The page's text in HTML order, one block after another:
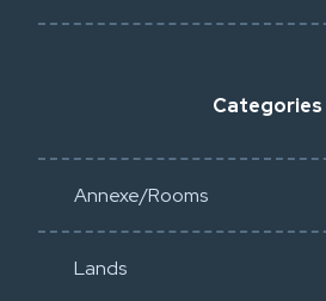
Categories
Annexe/Rooms
Lands